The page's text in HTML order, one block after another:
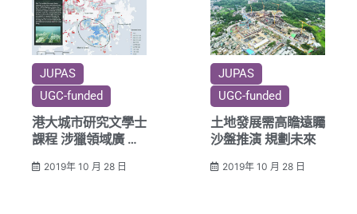
JUPAS
UGC-funded
港大城市研究文學士
課程 涉獵領域廣 具
2019年 10 月 28 日
JUPAS
UGC-funded
土地發展需高瞻遠矚
沙盤推演 規劃未來
2019年 10 月 28 日